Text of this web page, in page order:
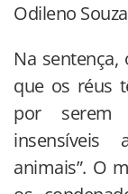
Odileno
Na sentença,
que os réus
por serem
animais”. O